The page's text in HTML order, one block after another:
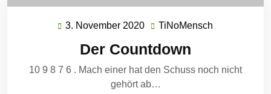
3. November 2020 3.
2020
TiNoMensch
Der Countdown
10 9 8 7 6 . Mach einer hat den Schuss noch nicht
gehört ab…